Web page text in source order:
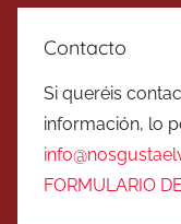
Contacto
Si queréis
información, lo
FORMULARIO